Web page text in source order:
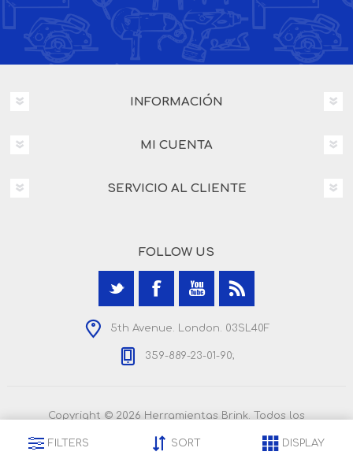
INFORMACIÓN
MI CUENTA
SERVICIO AL CLIENTE
FOLLOW US
5th Avenue. London. 03SL40F
359-889-23-01-90;
Copyright © 2026 Herramientas Brink. Todos los
Powered by nopCommerce
FILTERS SORT DISPLAY